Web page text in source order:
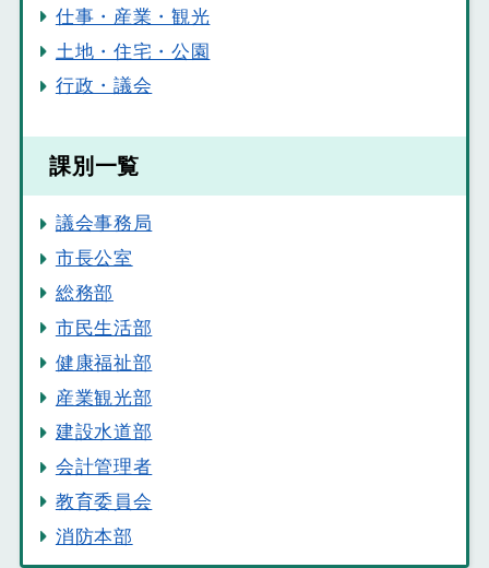
仕事・産業・観光
土地・住宅・公園
行政・議会
課別一覧
議会事務局
市長公室
総務部
市民生活部
健康福祉部
産業観光部
建設水道部
会計管理者
教育委員会
消防本部